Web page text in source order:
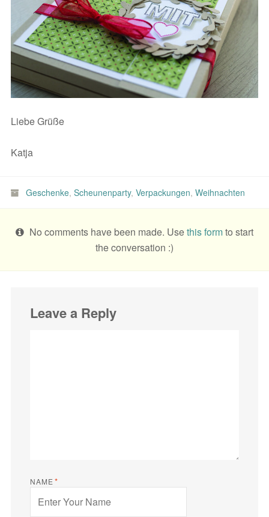
Liebe Grüße
Katja
Geschenke, Scheunenparty, Verpackungen, Weihnachten
No comments have been made. Usethis formto start
the conversation :)
Leave a Reply
NAME *